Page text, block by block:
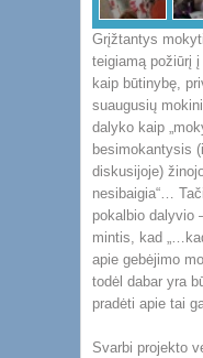
Grįžtantys
teigiamą požiūrį
kaip būtinybę,
suaugusių
dalyko kaip
besimokantysis
diskusijoje)
nesibaigia“…
pokalbio dalyvio
mintis, kad
apie gebėjimo
todėl dabar yra
pradėti apie tai
Svarbi projekto